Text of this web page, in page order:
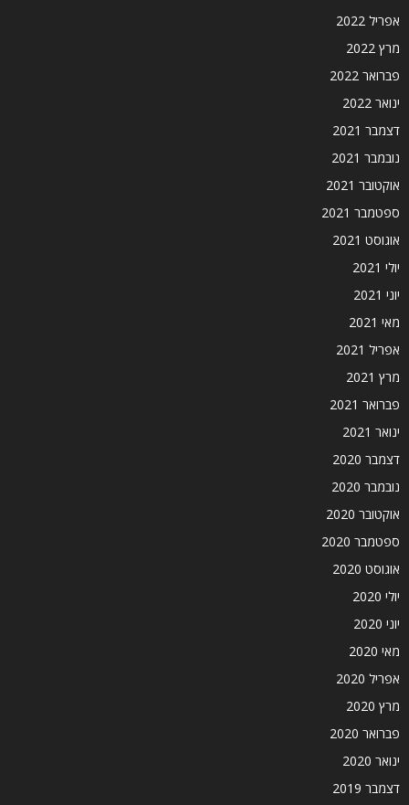
אפריל 2022
מרץ 2022
פברואר 2022
ינואר 2022
דצמבר 2021
נובמבר 2021
אוקטובר 2021
ספטמבר 2021
אוגוסט 2021
יולי 2021
יוני 2021
מאי 2021
אפריל 2021
מרץ 2021
פברואר 2021
ינואר 2021
דצמבר 2020
נובמבר 2020
אוקטובר 2020
ספטמבר 2020
אוגוסט 2020
יולי 2020
יוני 2020
מאי 2020
אפריל 2020
מרץ 2020
פברואר 2020
ינואר 2020
דצמבר 2019